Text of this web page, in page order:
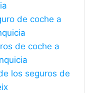
de coche a
de coche a
los seguros de